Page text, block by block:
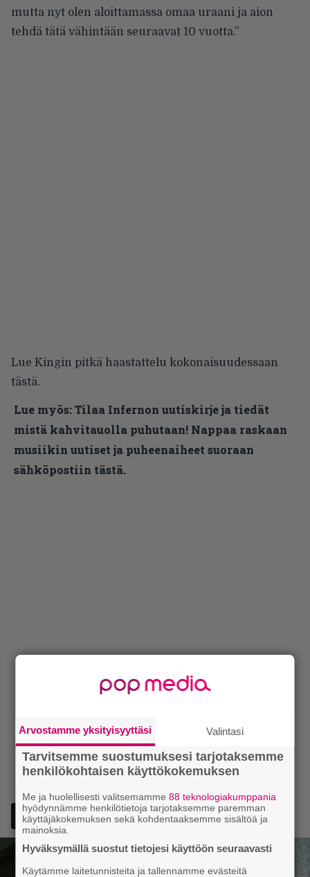
mutta nyt olen aloittamassa omaa uraani ja aion
tehdä tätä vähintään seuraavat 10 vuotta.”
Lue Kingin pitkä haastattelu kokonaisuudessaan
tästä.
Lue myös:Tilaa Infernon uutiskirje ja tiedät
mistä kahvitauolla puhutaan! Nappaa raskaan
musiikin uutiset ja puheenaiheet suoraan
sähköpostiin tästä.
Arvostamme yksityisyyttäsi Valintasi
Tarvitsemme suostumuksesi tarjotaksemme
henkilökohtaisen käyttökokemuksen
Me ja huolellisesti valitsemamme88 teknologiakumppania
hyödynnämme henkilötietoja tarjotaksemme paremman
käyttäjäkokemuksen sekä kohdentaaksemme sisältöä ja
mainoksia.
Hyväksymällä suostut tietojesi käyttöön seuraavasti
Käytämme laitetunnisteita ja tallennamme evästeitä